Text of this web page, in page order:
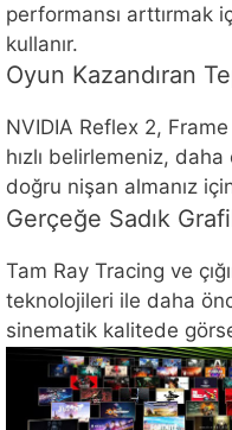
performansı arttırmak
kullanır.
Oyun Kazandıran
NVIDIA Reflex 2,
hızlı belirlemeniz,
doğru nişan almanız
Gerçeğe Sadık
Tam Ray Tracing ve
teknolojileri ile daha
sinematik kalitede